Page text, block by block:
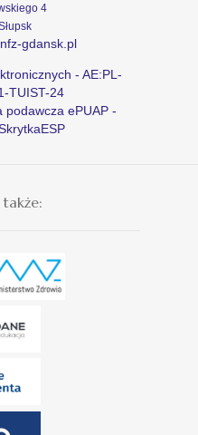
4
gdansk.pl
- AE:PL-
TUIST-24
podawcza ePUAP -